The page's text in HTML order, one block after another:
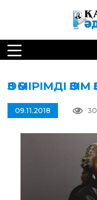
ӨЗ ӨМІРІМДІ
09.11.2018